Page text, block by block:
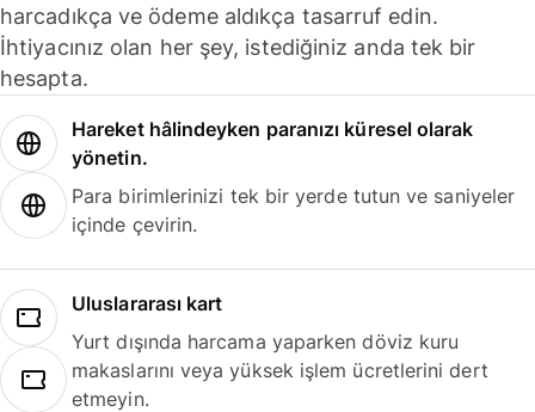
harcadıkça ve ödeme aldıkça tasarruf edin.
İhtiyacınız olan her şey, istediğiniz anda tek bir
hesapta.
Hareket hâlindeyken paranızı küresel olarak
yönetin.
Para birimlerinizi tek bir yerde tutun ve saniyeler
içinde çevirin.
Uluslararası kart
Yurt dışında harcama yaparken döviz kuru
makaslarını veya yüksek işlem ücretlerini dert
etmeyin.